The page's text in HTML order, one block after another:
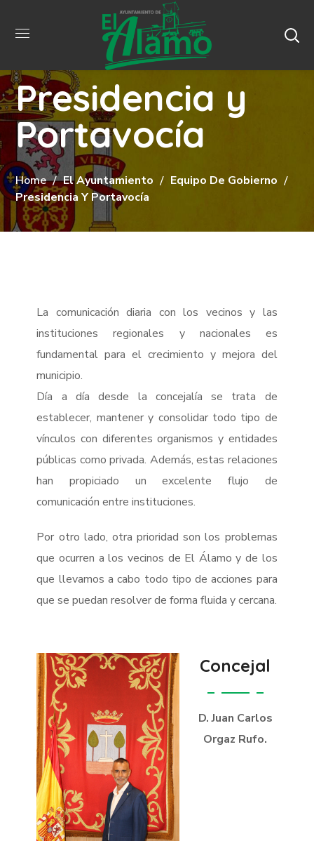
Presidencia y
Portavocía
Home El Ayuntamiento
Equipo De Gobierno
Presidencia Y Portavocía
La comunicación diaria con los vecinos y las
instituciones regionales y nacionales es
fundamental para el crecimiento y mejora del
municipio.
Día a día desde la concejalía se trata de
establecer, mantener y consolidar todo tipo de
vínculos con diferentes organismos y entidades
públicas como privada. Además, estas relaciones
han propiciado un excelente flujo de
comunicación entre instituciones.
Por otro lado, otra prioridad son los problemas
que ocurren a los vecinos de El Álamo y de los
que llevamos a cabo todo tipo de acciones para
que se puedan resolver de forma fluida y cercana.
Concejal
D. Juan Carlos
Orgaz Rufo.